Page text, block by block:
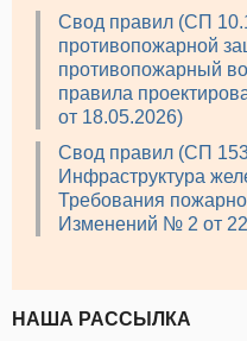
Свод правил (СП
противопожарной
противопожарный
правила
от 18.05.2026)
Свод правил (СП
Инфраструктура
Требования
Изменений № 2 от
НАША РАССЫЛКА